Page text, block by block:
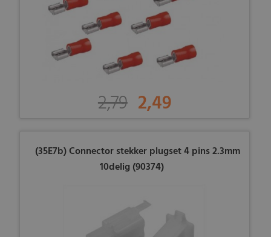
2,79 2,49
(35E7b) Connector stekker plugset 4 pins 2.3mm
10delig (90374)